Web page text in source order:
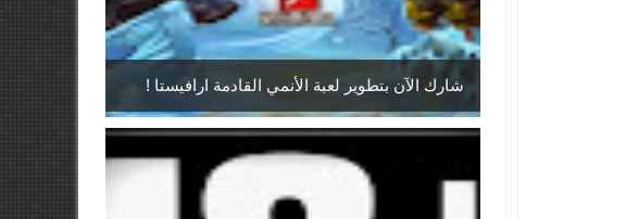
شارك الآن بتطوير لعبة الأنمي القادمة ارافيستا !